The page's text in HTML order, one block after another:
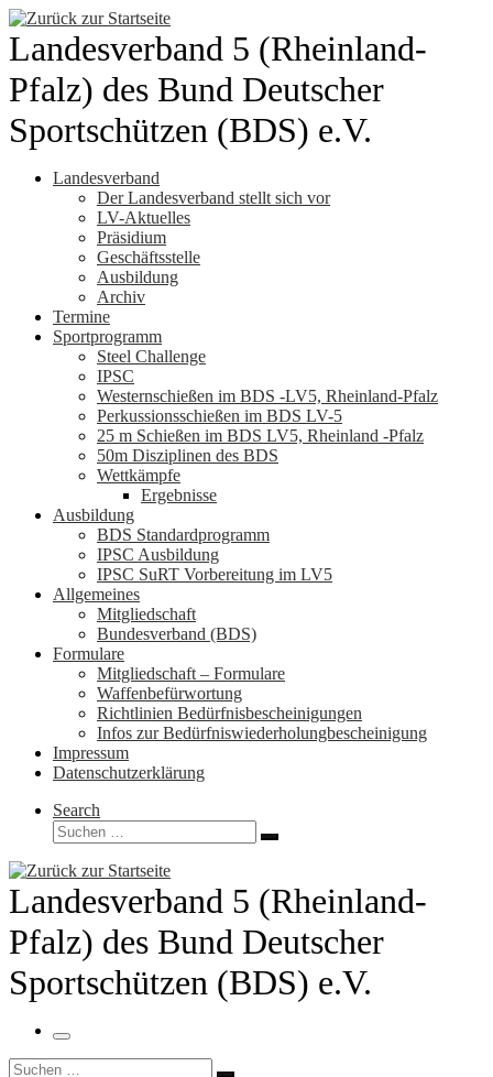
Zum
Inhalt
springen
Landesverband 5 (Rheinland-
Pfalz) des Bund Deutscher
Sportschützen (BDS) e.V.
Landesverband
Der Landesverband stellt sich vor
LV-Aktuelles
Präsidium
Geschäftsstelle
Ausbildung
Archiv
Termine
Sportprogramm
Steel Challenge
IPSC
Westernschießen im BDS -LV5, Rheinland-Pfalz
Perkussionsschießen im BDS LV-5
25 m Schießen im BDS LV5, Rheinland -Pfalz
50m Disziplinen des BDS
Wettkämpfe
Ergebnisse
Ausbildung
BDS Standardprogramm
IPSC Ausbildung
IPSC SuRT Vorbereitung im LV5
Allgemeines
Mitgliedschaft
Bundesverband (BDS)
Formulare
Mitgliedschaft – Formulare
Waffenbefürwortung
Richtlinien Bedürfnisbescheinigungen
Infos zur Bedürfniswiederholungbescheinigung
Impressum
Datenschutzerklärung
Search
Suche
Suchen …
Landesverband 5 (Rheinland-
Pfalz) des Bund Deutscher
Sportschützen (BDS) e.V.
Menü
Suche